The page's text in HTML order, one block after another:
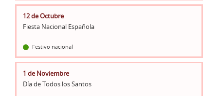
12 de Octubre
Fiesta Nacional Española
Festivo nacional
1 de Noviembre
Día de Todos los Santos